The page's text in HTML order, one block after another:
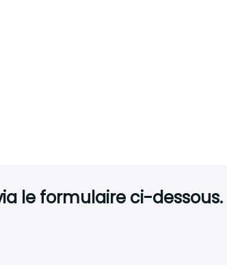
le formulaire ci-dessous.